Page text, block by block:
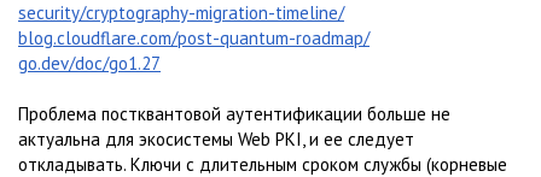
security/cryptography-migration-timeline/
blog.cloudflare.com/post-quantum-roadmap/
go.dev/doc/go1.27
Проблема постквантовой аутентификации больше не
актуальна для экосистемы Web PKI, и ее следует
откладывать. Ключи с длительным сроком службы (корневые